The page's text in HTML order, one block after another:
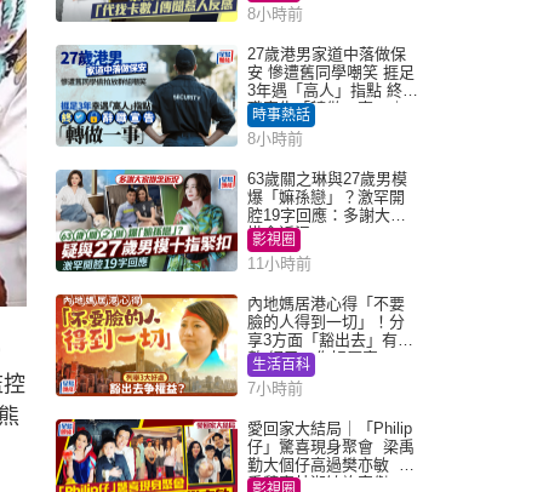
8小時前
27歲港男家道中落做保
安 慘遭舊同學嘲笑 捱足
3年遇「高人」指點 終辭
職宣告「轉做一事」｜
Juicy叮
時事熱話
8小時前
63歲關之琳與27歲男模
爆「嫲孫戀」？激罕開
腔19字回應：多謝大家
掛念近況
影視圈
11小時前
內地媽居港心得「不要
臉的人得到一切」！分
享3方面「豁出去」有著
數 網民：你好厲害
生活百科
7小時前
愛回家大結局｜「Philip
仔」驚喜現身聚會 梁禹
勤大個仔高過樊亦敏 超
乖黐實林淑敏許家傑